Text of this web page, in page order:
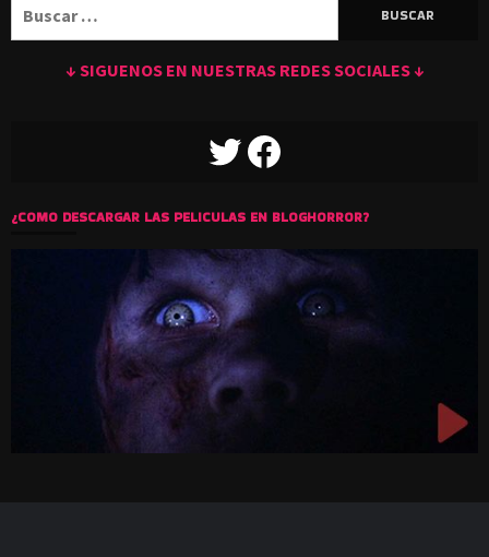
↓ SIGUENOS EN NUESTRAS REDES SOCIALES ↓
TWITTERFACEBOOK
¿COMO DESCARGAR LAS PELICULAS EN BLOGHORROR?